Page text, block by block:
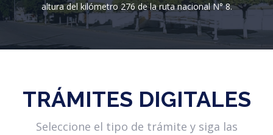
altura del kilómetro 276 de la ruta nacional N° 8.
TRÁMITES DIGITALES
Seleccione el tipo de trámite y siga las